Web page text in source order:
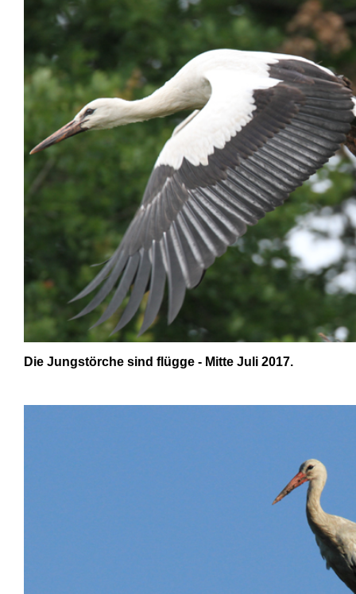
Die Jungstörche sind flügge - Mitte Juli 2017.